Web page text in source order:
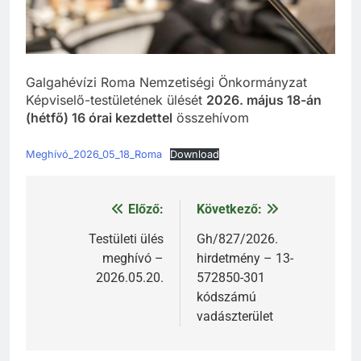
Galgahévízi Roma Nemzetiségi Önkormányzat
Képviselő-testületének ülését 2026. május 18-án
(hétfő) 16 órai kezdettel összehívom
Meghívó_2026_05_18_Roma Download
Bejegyzés
navigáció
Előző:
Testületi ülés
meghívó –
2026.05.20.
Következő:
Gh/827/2026.
hirdetmény – 13-
572850-301
kódszámú
vadászterület